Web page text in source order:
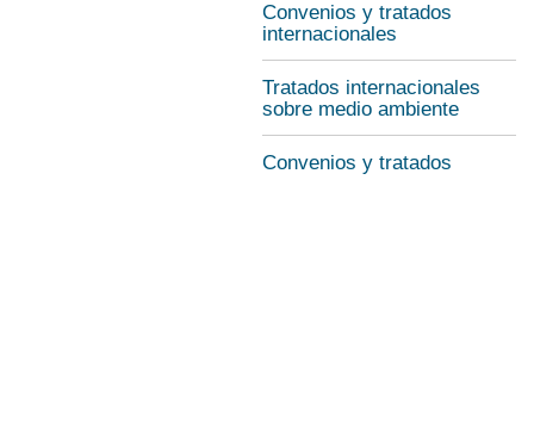
Convenios y tratados
internacionales
Tratados internacionales
sobre medio ambiente
Convenios y tratados